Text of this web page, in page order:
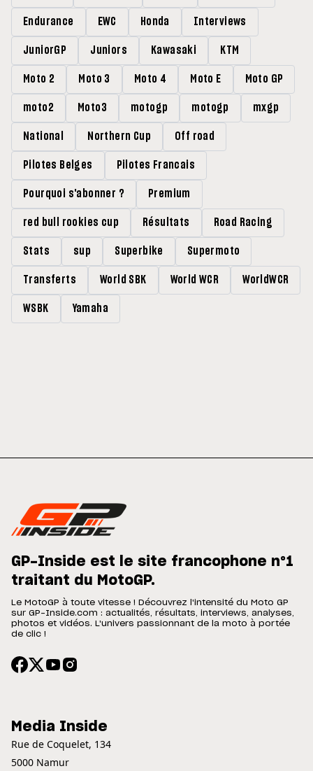
Endurance EWC Honda Interviews
JuniorGP Juniors Kawasaki KTM
Moto 2 Moto 3 Moto 4 Moto E Moto GP
moto2 Moto3 motogp motogp mxgp
National Northern Cup Off road
Pilotes Belges Pilotes Francais
Pourquoi s'abonner ? Premium
red bull rookies cup Résultats Road Racing
Stats sup Superbike Supermoto
Transferts World SBK World WCR WorldWCR
WSBK Yamaha
GP-Inside est le site francophone n°1
traitant du MotoGP.
Le MotoGP à toute vitesse ! Découvrez l'intensité du Moto GP
sur GP-Inside.com : actualités, résultats, interviews, analyses,
photos et vidéos. L'univers passionnant de la moto à portée
de clic !
Media Inside
Rue de Coquelet, 134
5000 Namur